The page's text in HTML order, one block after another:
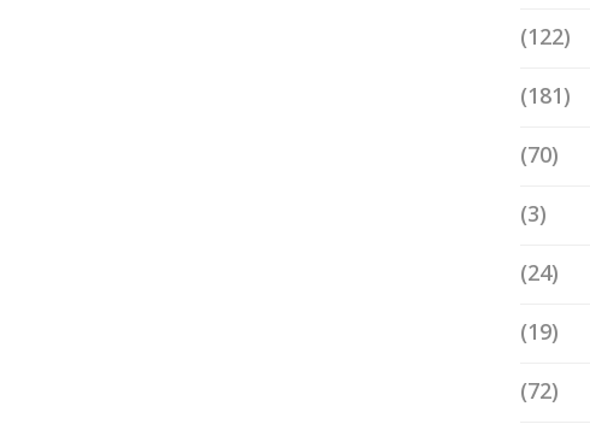
(122)
(181)
(70)
(3)
(24)
(19)
(72)